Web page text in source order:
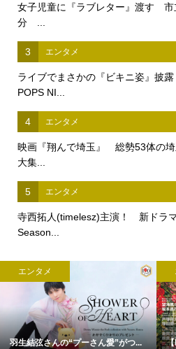
女子児童に『ラブレター』渡す 市
分 ...
3 エンタメ
ライブでまさかの『ビキニ姿』披
POPS NI...
4 エンタメ
映画『翔んで埼玉』 総勢53体の
大集...
5 エンタメ
寺西拓人(timelesz)主演！ 新ドラ
Season...
】登場！ 本日発売...
エンタメ
9/4(金)スター